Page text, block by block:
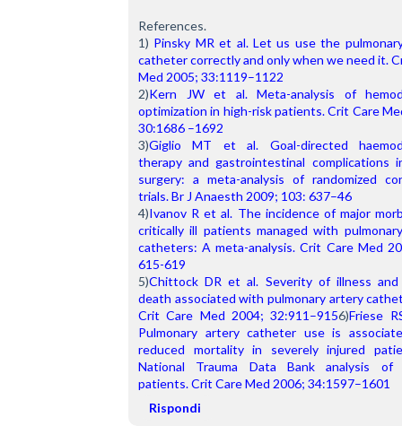
References.
1) Pinsky MR et al. Let us use the
catheter correctly and only when we need it.
Med 2005; 33:1119–1122
2)Kern JW et al. Meta-analysis of
optimization in high-risk patients. Crit Care
30:1686 –1692
3)Giglio MT et al. Goal-directed
therapy and gastrointestinal complications
surgery: a meta-analysis of randomized
trials. Br J Anaesth 2009; 103: 637–46
4)Ivanov R et al. The incidence of major
critically ill patients managed with
catheters: A meta-analysis. Crit Care Med
615-619
5)Chittock DR et al. Severity of illness
death associated with pulmonary artery
Crit Care Med 2004; 32:911–9156)Friese
Pulmonary artery catheter use is
reduced mortality in severely injured
National Trauma Data Bank analysis of
patients. Crit Care Med 2006; 34:1597–1601
Rispondi